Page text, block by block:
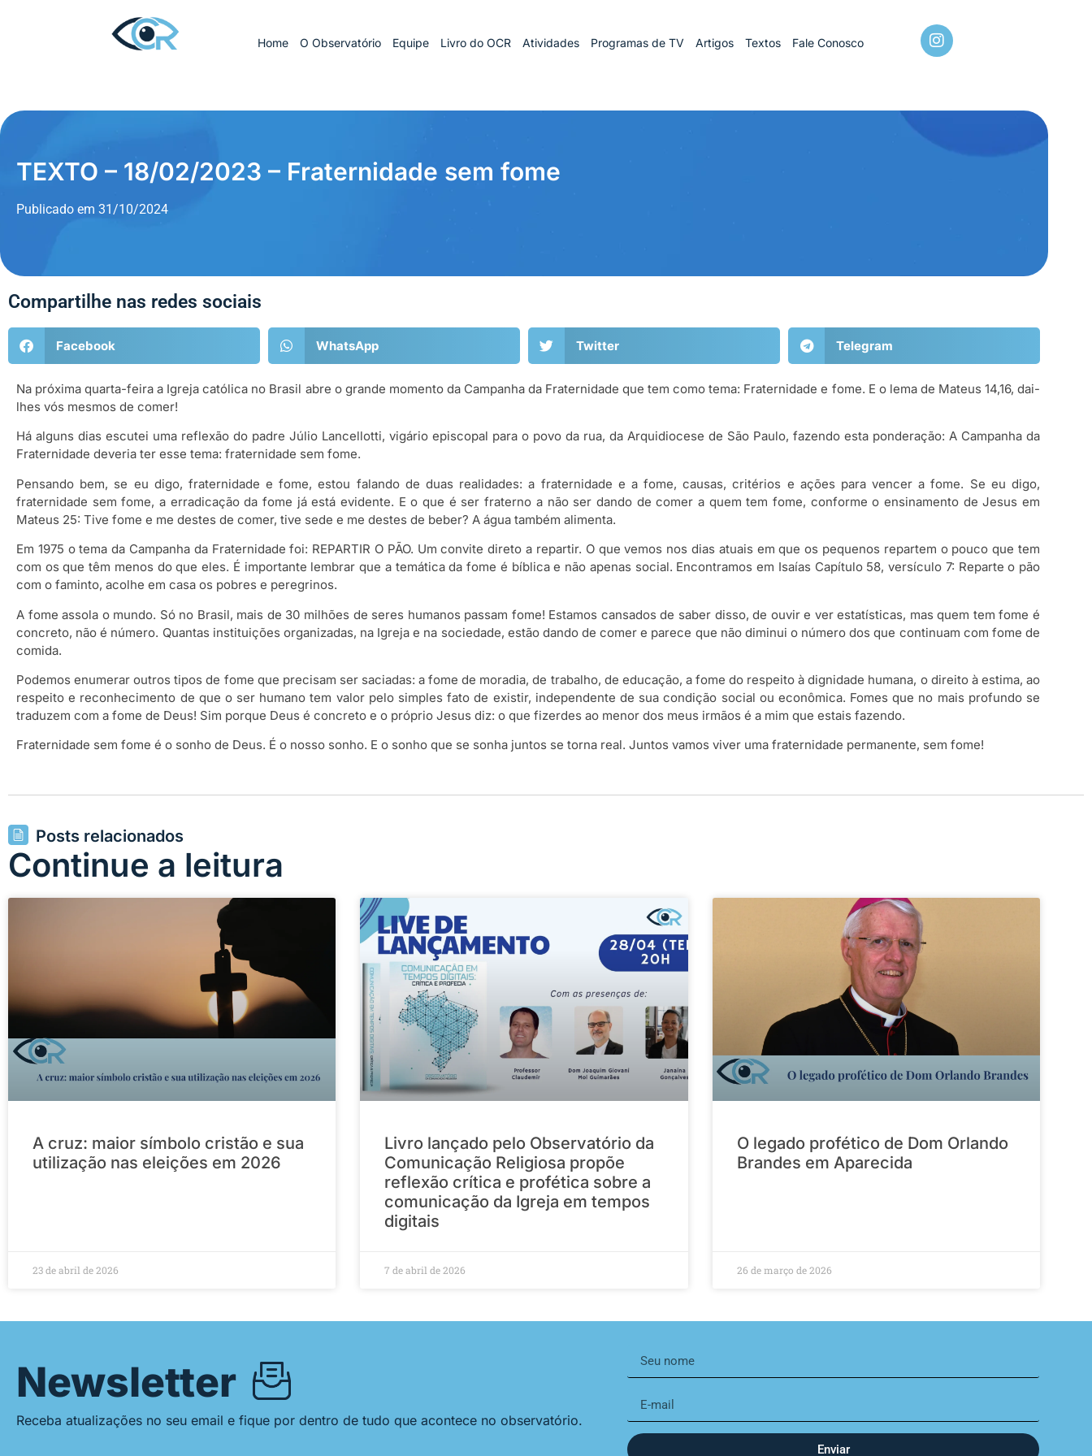
Home O Observatório Equipe Livro do OCR Atividades Programas de TV Artigos Textos Fale Conosco
TEXTO – 18/02/2023 – Fraternidade sem fome
Publicado em 31/10/2024
Compartilhe nas redes sociais
Facebook WhatsApp Twitter Telegram
Na próxima quarta-feira a Igreja católica no Brasil abre o grande momento da Campanha da Fraternidade que tem como tema: Fraternidade e fome. E o lema de Mateus 14,16, dai-
lhes vós mesmos de comer!
Há alguns dias escutei uma reflexão do padre Júlio Lancellotti, vigário episcopal para o povo da rua, da Arquidiocese de São Paulo, fazendo esta ponderação: A Campanha da
Fraternidade deveria ter esse tema: fraternidade sem fome.
Pensando bem, se eu digo, fraternidade e fome, estou falando de duas realidades: a fraternidade e a fome, causas, critérios e ações para vencer a fome. Se eu digo,
fraternidade sem fome, a erradicação da fome já está evidente. E o que é ser fraterno a não ser dando de comer a quem tem fome, conforme o ensinamento de Jesus em
Mateus 25: Tive fome e me destes de comer, tive sede e me destes de beber? A água também alimenta.
Em 1975 o tema da Campanha da Fraternidade foi: REPARTIR O PÃO. Um convite direto a repartir. O que vemos nos dias atuais em que os pequenos repartem o pouco que tem
com os que têm menos do que eles. É importante lembrar que a temática da fome é bíblica e não apenas social. Encontramos em Isaías Capítulo 58, versículo 7: Reparte o pão
com o faminto, acolhe em casa os pobres e peregrinos.
A fome assola o mundo. Só no Brasil, mais de 30 milhões de seres humanos passam fome! Estamos cansados de saber disso, de ouvir e ver estatísticas, mas quem tem fome é
concreto, não é número. Quantas instituições organizadas, na Igreja e na sociedade, estão dando de comer e parece que não diminui o número dos que continuam com fome de
comida.
Podemos enumerar outros tipos de fome que precisam ser saciadas: a fome de moradia, de trabalho, de educação, a fome do respeito à dignidade humana, o direito à estima, ao
respeito e reconhecimento de que o ser humano tem valor pelo simples fato de existir, independente de sua condição social ou econômica. Fomes que no mais profundo se
traduzem com a fome de Deus! Sim porque Deus é concreto e o próprio Jesus diz: o que fizerdes ao menor dos meus irmãos é a mim que estais fazendo.
Fraternidade sem fome é o sonho de Deus. É o nosso sonho. E o sonho que se sonha juntos se torna real. Juntos vamos viver uma fraternidade permanente, sem fome!
Posts relacionados
Continue a leitura
A cruz: maior símbolo cristão e sua
utilização nas eleições em 2026
23 de abril de 2026
Livro lançado pelo Observatório da
Comunicação Religiosa propõe
reflexão crítica e profética sobre a
comunicação da Igreja em tempos
digitais
7 de abril de 2026
O legado profético de Dom Orlando
Brandes em Aparecida
26 de março de 2026
Newsletter
Receba atualizações no seu email e fique por dentro de tudo que acontece no observatório.
Enviar